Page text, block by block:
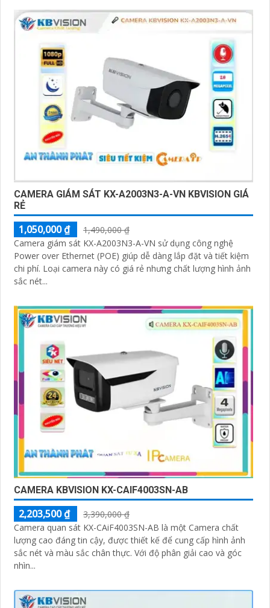
CAMERA GIÁM SÁT KX-A2003N3-A-VN KBVISION GIÁ
RẺ
1,050,000 ₫
1,490,000 ₫
Camera giám sát KX-A2003N3-A-VN sử dụng công nghệ
Power over Ethernet (POE) giúp dễ dàng lắp đặt và tiết kiệm
chi phí. Loại camera này có giá rẻ nhưng chất lượng hình ảnh
sắc nét...
CAMERA KBVISION KX-CAIF4003SN-AB
2,203,500 ₫
3,390,000 ₫
Camera quan sát KX-CAiF4003SN-AB là một Camera chất
lượng cao đáng tin cậy, được thiết kế để cung cấp hình ảnh
sắc nét và màu sắc chân thực. Với độ phân giải cao và góc
nhìn...